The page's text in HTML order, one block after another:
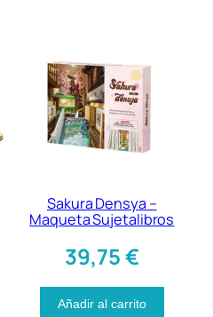
Sakura Densya –
Maqueta Sujetalibros
39,75€
Añadir al carrito